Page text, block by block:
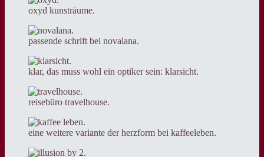
oxyd kunsträume.
passende schrift bei novalana.
klar, das muss wohl ein optiker sein: klarsicht.
reisebüro travelhouse.
eine weitere variante der herzform bei kaffeeleben.